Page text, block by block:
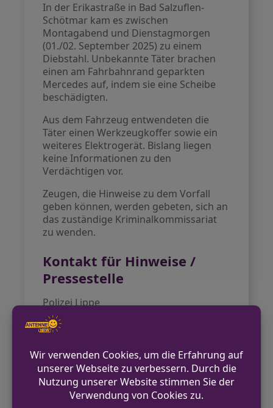
In der Erikastraße in Bad Salzuflen-
Schötmar kam es zwischen
Montagabend und Dienstagmorgen
(01./02. September 2025) zu einem
Diebstahl. Unbekannte Täter brachen
einen am Fahrbahnrand geparkten
Mercedes auf, indem sie eine Scheibe
beschädigten.
Aus dem Fahrzeug entwendeten die
Täter einen Werkzeugkoffer sowie ein
weiteres Elektrogerät. Bislang liegen
keine Informationen zu den
Verdächtigen vor.
Zeugen, die Hinweise zu dem Vorfall
geben können, werden gebeten, sich an
das zuständige Kriminalkommissariat
zu wenden.
Kontakt für Hinweise /
Pressestelle
Polizei Lippe
05231 6090
pressestelle.lippe@polizei.nrw.de
VORHERIGER BEITRAG
Versuchter Einbruch in Baucontainer in